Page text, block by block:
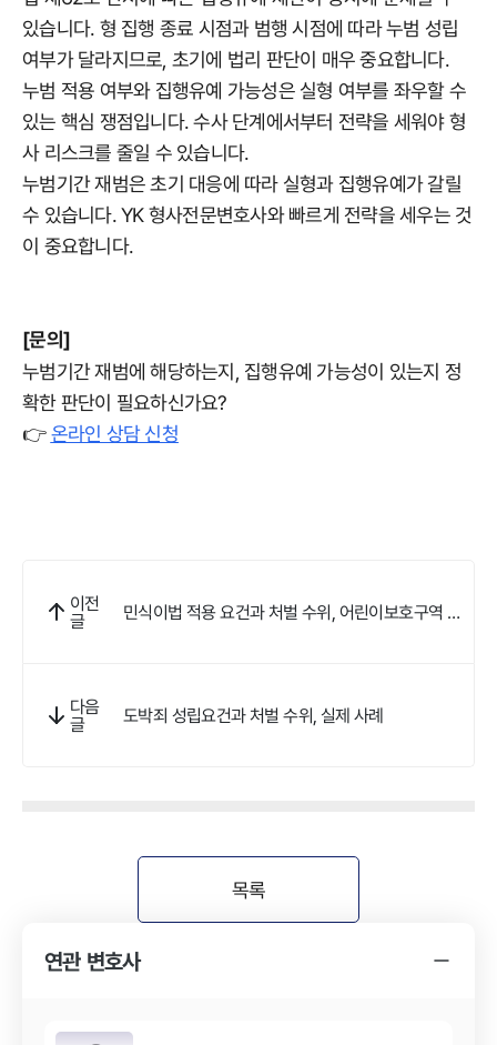
있습니다. 형 집행 종료 시점과 범행 시점에 따라 누범 성립
여부가 달라지므로, 초기에 법리 판단이 매우 중요합니다.
누범 적용 여부와 집행유예 가능성은 실형 여부를 좌우할 수
있는 핵심 쟁점입니다. 수사 단계에서부터 전략을 세워야 형
사 리스크를 줄일 수 있습니다.
누범기간 재범은 초기 대응에 따라 실형과 집행유예가 갈릴
수 있습니다. YK 형사전문변호사와 빠르게 전략을 세우는 것
이 중요합니다.
[문의]
누범기간 재범에 해당하는지, 집행유예 가능성이 있는지 정
확한 판단이 필요하신가요?
👉온라인 상담 신청
이전
글
민식이법 적용 요건과 처벌 수위, 어린이보호구역 사
다음
글 도박죄 성립요건과 처벌 수위, 실제 사례
목록
연관 변호사